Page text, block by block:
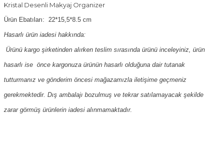
Kristal Desenli Makyaj Organizer
Ürün Ebatıları: 22*15,5*8.5 cm
Hasarlı ürün iadesi hakkında:
Ürünü kargo şirketinden alırken teslim sırasında ürünü inceleyiniz, ürün
hasarlı ise önce kargonuza ürünün hasarlı olduğuna dair tutanak
tutturmanız ve gönderim öncesi mağazamızla iletişime geçmeniz
gerekmektedir. Dış ambalajı bozulmuş ve tekrar satılamayacak şekilde
zarar görmüş ürünlerin iadesi alınmamaktadır.